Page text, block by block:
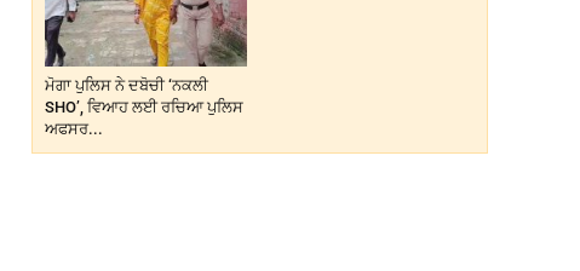
ਮੋਗਾ ਪੁਲਿਸ ਨੇ ਦਬੋਚੀ ‘ਨਕਲੀ
SHO’, ਵਿਆਹ ਲਈ ਰਚਿਆ ਪੁਲਿਸ
ਅਫਸਰ...